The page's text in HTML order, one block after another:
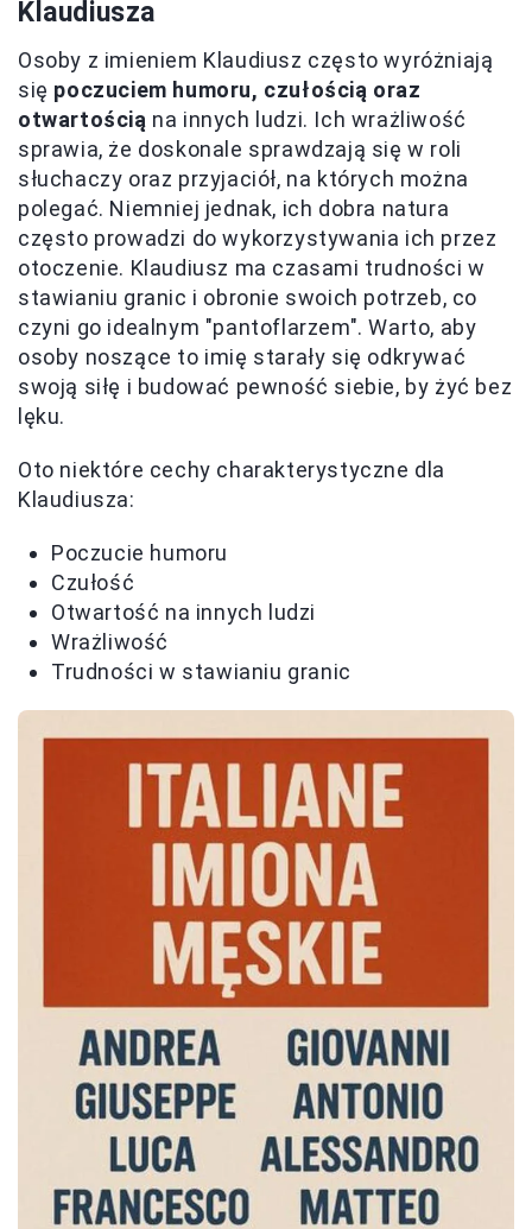
Klaudiusza
Osoby z imieniem Klaudiusz często wyróżniają
się poczuciem humoru, czułością oraz
otwartością na innych ludzi. Ich wrażliwość
sprawia, że doskonale sprawdzają się w roli
słuchaczy oraz przyjaciół, na których można
polegać. Niemniej jednak, ich dobra natura
często prowadzi do wykorzystywania ich przez
otoczenie. Klaudiusz ma czasami trudności w
stawianiu granic i obronie swoich potrzeb, co
czyni go idealnym "pantoflarzem". Warto, aby
osoby noszące to imię starały się odkrywać
swoją siłę i budować pewność siebie, by żyć bez
lęku.
Oto niektóre cechy charakterystyczne dla
Klaudiusza:
Poczucie humoru
Czułość
Otwartość na innych ludzi
Wrażliwość
Trudności w stawianiu granic